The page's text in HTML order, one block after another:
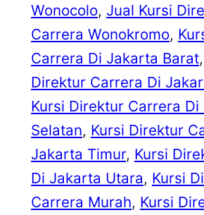
Wonocolo, Jual Kursi
Carrera Wonokromo,
Carrera Di Jakarta Barat,
Direktur Carrera Di
Kursi Direktur Carrera Di
Selatan, Kursi Direktur
Jakarta Timur, Kursi
Di Jakarta Utara, Kursi
Carrera Murah, Kursi